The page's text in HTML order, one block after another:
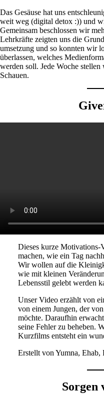
Das Gesäuse hat uns
weit weg (digital detox :)) und
Gemeinsam beschlossen wir
Lehrkräfte zeigten uns die
umsetzung und so konnten wir
überlassen, welches
werden soll. Jede Woche
Schauen.
Dieses kurze Motivations-
machen, wie ein Tag
Wir wollen auf die
wie mit kleinen
Lebensstil gelebt werden
Unser Video erzählt von
von einem Jungen, der
möchte. Daraufhin
seine Fehler zu beheben.
Kurzfilms entsteht ein
Erstellt von Yumna, Ehab,
Sorgen